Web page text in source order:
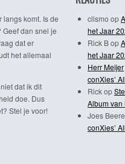
langs komt. Is de
dan snel je
dat er
het allemaal
dat ik dit
doe. Dus
Stel je voor!
clismo op
het Jaar
Rick Bop
het Jaar
Herr Meijer
conXies’
Rickop
Album van
Joes
conXies’